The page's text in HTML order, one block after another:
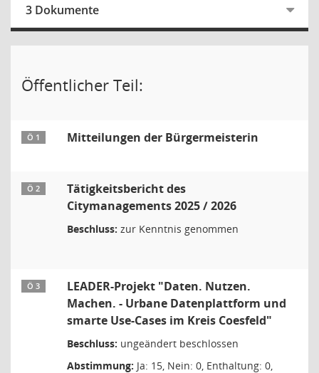
3 Dokumente
Öffentlicher Teil:
Ö 1 Mitteilungen der Bürgermeisterin
Ö 2
Tätigkeitsbericht des
Citymanagements 2025 / 2026
Beschluss: zur Kenntnis genommen
Ö 3
LEADER-Projekt "Daten. Nutzen.
Machen. - Urbane Datenplattform und
smarte Use-Cases im Kreis Coesfeld"
Beschluss: ungeändert beschlossen
Abstimmung: Ja: 15, Nein: 0, Enthaltung: 0,